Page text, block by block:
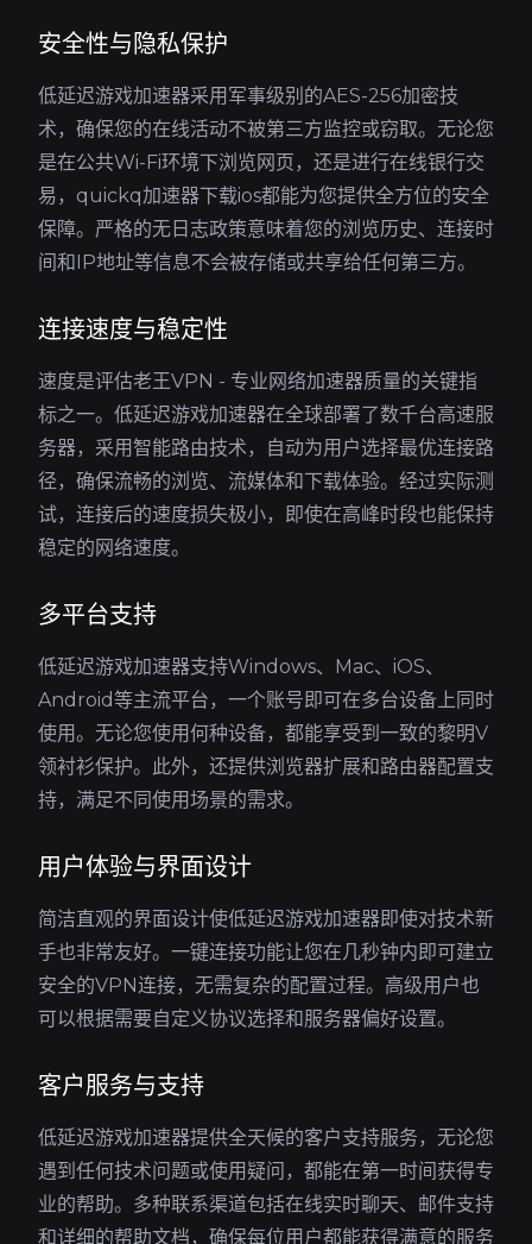
安全性与隐私保护
低延迟游戏加速器采用军事级别的AES-256加密技
术，确保您的在线活动不被第三方监控或窃取。无论您
是在公共Wi-Fi环境下浏览网页，还是进行在线银行交
易，quickq加速器下载ios都能为您提供全方位的安全
保障。严格的无日志政策意味着您的浏览历史、连接时
间和IP地址等信息不会被存储或共享给任何第三方。
连接速度与稳定性
速度是评估老王VPN - 专业网络加速器质量的关键指
标之一。低延迟游戏加速器在全球部署了数千台高速服
务器，采用智能路由技术，自动为用户选择最优连接路
径，确保流畅的浏览、流媒体和下载体验。经过实际测
试，连接后的速度损失极小，即使在高峰时段也能保持
稳定的网络速度。
多平台支持
低延迟游戏加速器支持Windows、Mac、iOS、
Android等主流平台，一个账号即可在多台设备上同时
使用。无论您使用何种设备，都能享受到一致的黎明V
领衬衫保护。此外，还提供浏览器扩展和路由器配置支
持，满足不同使用场景的需求。
用户体验与界面设计
简洁直观的界面设计使低延迟游戏加速器即使对技术新
手也非常友好。一键连接功能让您在几秒钟内即可建立
安全的VPN连接，无需复杂的配置过程。高级用户也
可以根据需要自定义协议选择和服务器偏好设置。
客户服务与支持
低延迟游戏加速器提供全天候的客户支持服务，无论您
遇到任何技术问题或使用疑问，都能在第一时间获得专
业的帮助。多种联系渠道包括在线实时聊天、邮件支持
和详细的帮助文档，确保每位用户都能获得满意的服务